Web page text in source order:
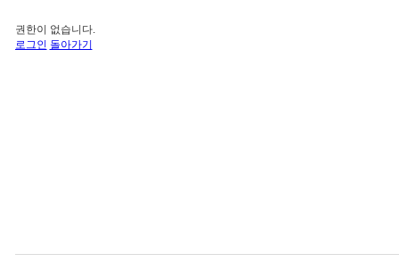
권한이 없습니다.
로그인 돌아가기